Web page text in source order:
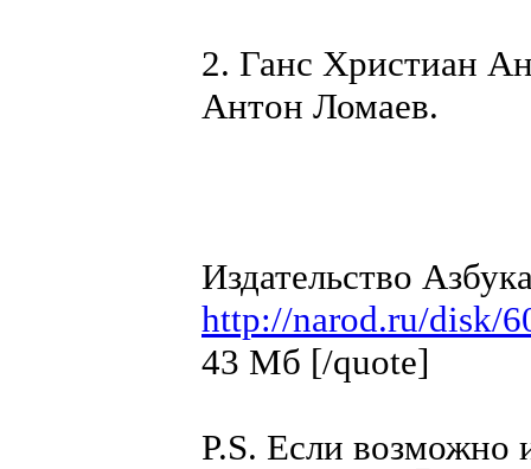
2. Ганс Христиан
Антон Ломаев.
Издательство
http://narod.ru/disk/
43 Мб [/quote]
P.S. Если возможно